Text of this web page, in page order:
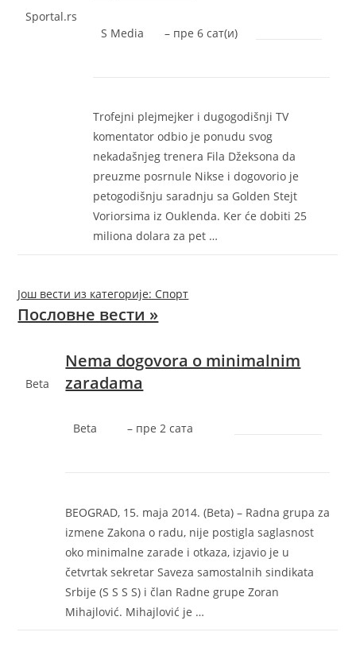
Sportal.rs
S Media – ‎пре 6 сат(и)‎
Trofejni plejmejker i dugogodišnji TV
komentator odbio je ponudu svog
nekadašnjeg trenera Fila Džeksona da
preuzme posrnule Nikse i dogovorio je
petogodišnju saradnju sa Golden Stejt
Voriorsima iz Ouklenda. Ker će dobiti 25
miliona dolara za pet …
Још вести из категорије: Спорт
Пословне вести »
Beta
Nema dogovora o minimalnim
zaradama
Beta – ‎пре 2 сата‎
BEOGRAD, 15. maja 2014. (Beta) – Radna grupa za
izmene Zakona o radu, nije postigla saglasnost
oko minimalne zarade i otkaza, izjavio je u
četvrtak sekretar Saveza samostalnih sindikata
Srbije (S S S S) i član Radne grupe Zoran
Mihajlović. Mihajlović je …